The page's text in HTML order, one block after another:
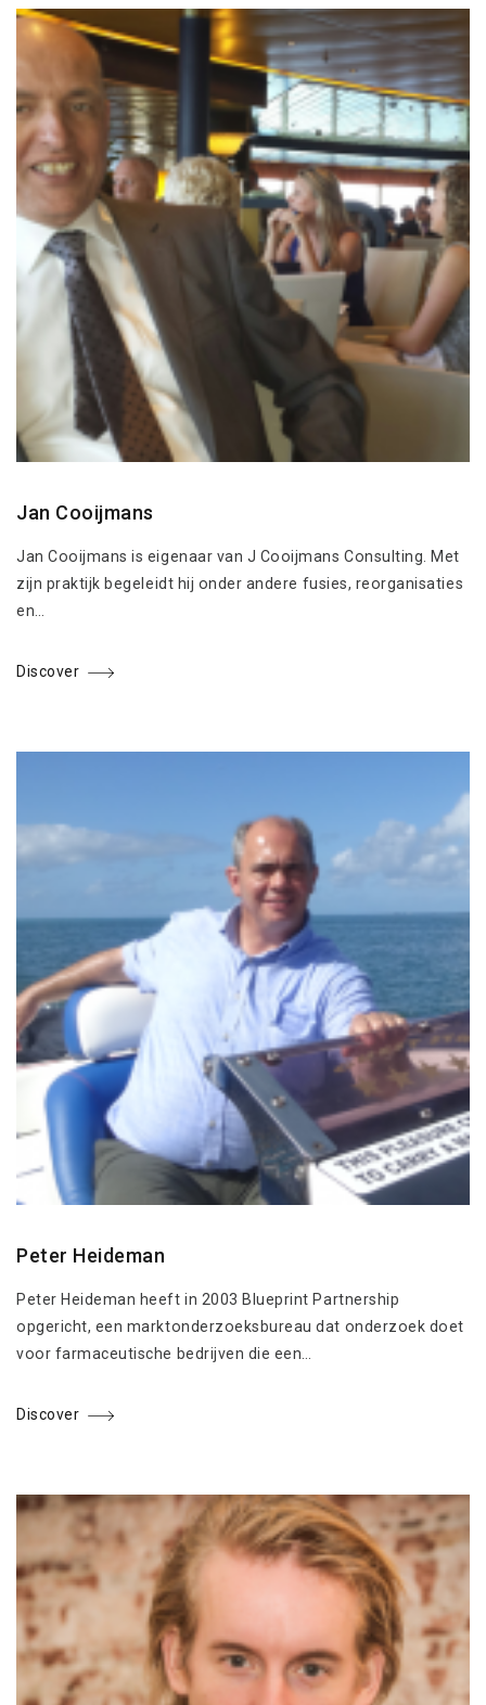
Jan Cooijmans
Jan Cooijmans is eigenaar van J Cooijmans Consulting. Met
zijn praktijk begeleidt hij onder andere fusies, reorganisaties
en…
Discover
Peter Heideman
Peter Heideman heeft in 2003 Blueprint Partnership
opgericht, een marktonderzoeksbureau dat onderzoek doet
voor farmaceutische bedrijven die een…
Discover